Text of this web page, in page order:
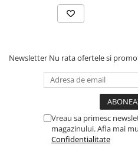
Newsletter Nu rata ofertele si
Vreau sa primesc
magazinului. Afla mai
Confidentialitate